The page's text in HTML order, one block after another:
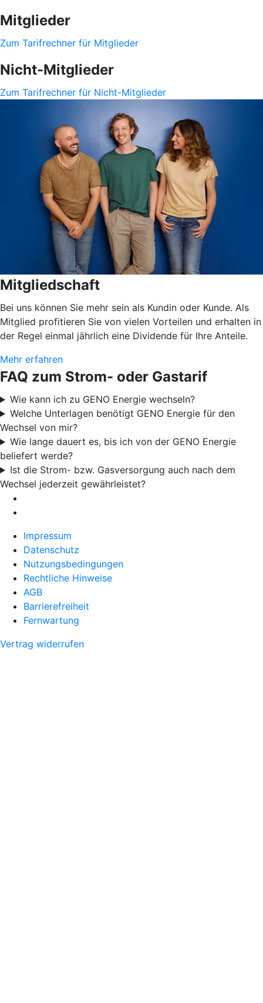
Mitglieder
Zum Tarifrechner für Mitglieder
Nicht-Mitglieder
Zum Tarifrechner für Nicht-Mitglieder
Mitgliedschaft
Bei uns können Sie mehr sein als Kundin oder Kunde. Als
Mitglied profitieren Sie von vielen Vorteilen und erhalten in
der Regel einmal jährlich eine Dividende für Ihre Anteile.
Mehr erfahren
FAQ zum Strom- oder Gastarif
Wie kann ich zu GENO Energie wechseln?
Welche Unterlagen benötigt GENO Energie für den
Wechsel von mir?
Wie lange dauert es, bis ich von der GENO Energie
beliefert werde?
Ist die Strom- bzw. Gasversorgung auch nach dem
Wechsel jederzeit gewährleistet?
Impressum
Datenschutz
Nutzungsbedingungen
Rechtliche Hinweise
AGB
Barrierefreiheit
Fernwartung
Vertrag widerrufen